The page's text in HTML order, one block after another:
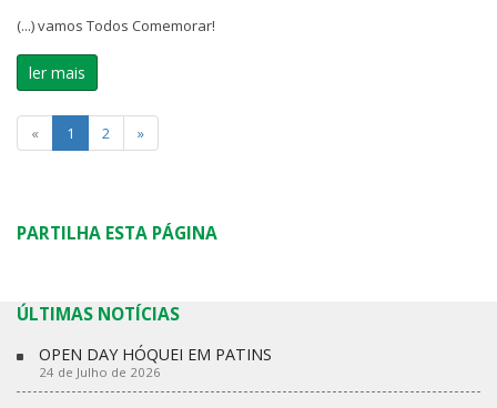
(...) vamos Todos Comemorar!
ler mais
« 1 2 »
PARTILHA ESTA PÁGINA
ÚLTIMAS NOTÍCIAS
OPEN DAY HÓQUEI EM PATINS
24 de Julho de 2026